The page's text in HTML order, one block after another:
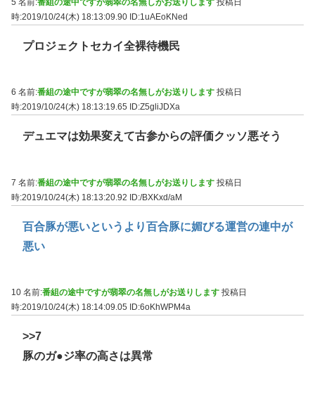
時:2019/10/24(木) 18:13:09.90 ID:1uAEoKNed
プロジェクトセカイ全裸待機民
6 名前:番組の途中ですが翡翠の名無しがお送りします 投稿日
時:2019/10/24(木) 18:13:19.65
ID:Z5gliJDXa
デュエマは効果変えて古参からの評価クッソ悪そう
7 名前:番組の途中ですが翡翠の名無しがお送りします 投稿日
時:2019/10/24(木) 18:13:20.92 ID:/BXKxd/aM
百合豚が悪いというより百合豚に媚びる運営の連中が
悪い
10 名前:番組の途中ですが翡翠の名無しがお送りします 投稿日
時:2019/10/24(木) 18:14:09.05
ID:6oKhWPM4a
>>7
豚のガ●ジ率の高さは異常